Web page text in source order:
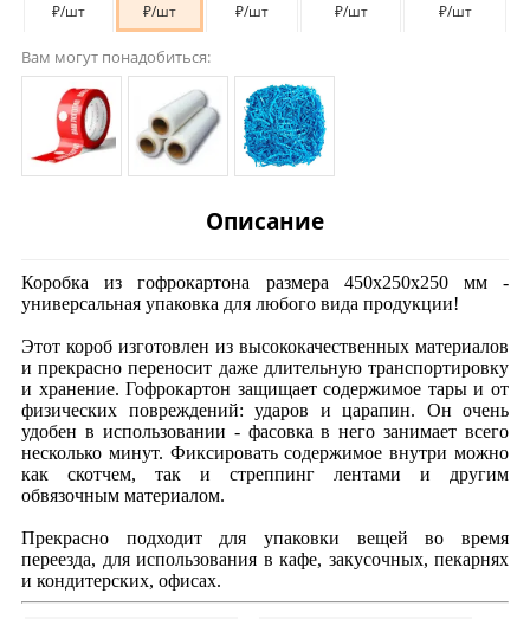
₽/шт ₽/шт ₽/шт ₽/шт ₽/шт
Вам могут понадобиться:
Описание
Коробка из гофрокартона размера 450х250х250 мм -
универсальная упаковка для любого вида продукции!
Этот короб изготовлен из высококачественных материалов
и прекрасно переносит даже длительную транспортировку
и хранение. Гофрокартон защищает содержимое тары и от
физических повреждений: ударов и царапин. Он очень
удобен в использовании - фасовка в него занимает всего
несколько минут. Фиксировать содержимое внутри можно
как скотчем, так и стреппинг лентами и другим
обвязочным материалом.
Прекрасно подходит для упаковки вещей во время
переезда, для использования в кафе, закусочных, пекарнях
и кондитерских, офисах.